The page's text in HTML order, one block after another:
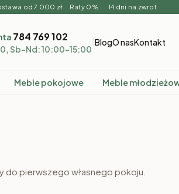
od 7 000 zł Raty 0% 14 dni na zwrot
784 769 102
Sb–Nd: 10:00–15:00
BlogO nasKontakt
Meble pokojowe Meble
do pierwszego własnego pokoju.